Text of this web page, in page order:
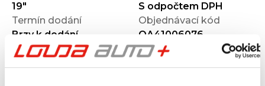
19"
S odpočtem DPH
Termín dodání
Brzy k dodání
Objednávací kód
OA41006076